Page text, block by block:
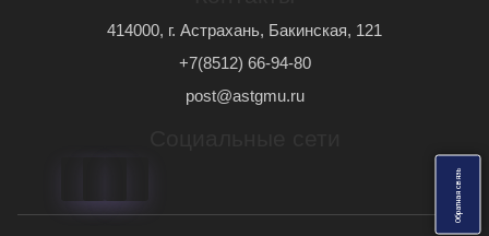
О
б
р
а
т
н
а
я
с
в
я
з
ь
414000, г. Астрахань, Бакинская, 121
+7(8512) 66-94-80
post@astgmu.ru